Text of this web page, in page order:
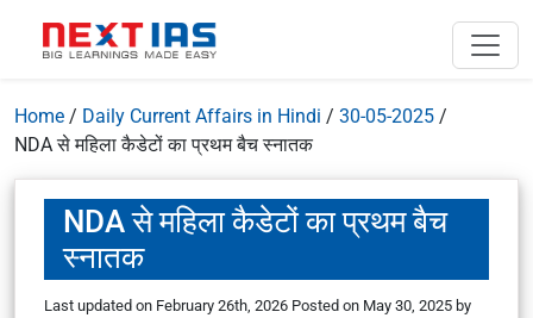
Home / Daily Current Affairs in Hindi / 30-05-2025 /
NDA से महिला कैडेटों का प्रथम बैच स्नातक
NDA से महिला कैडेटों का प्रथम बैच
स्नातक
Last updated on February 26th, 2026 Posted on May 30, 2025 by